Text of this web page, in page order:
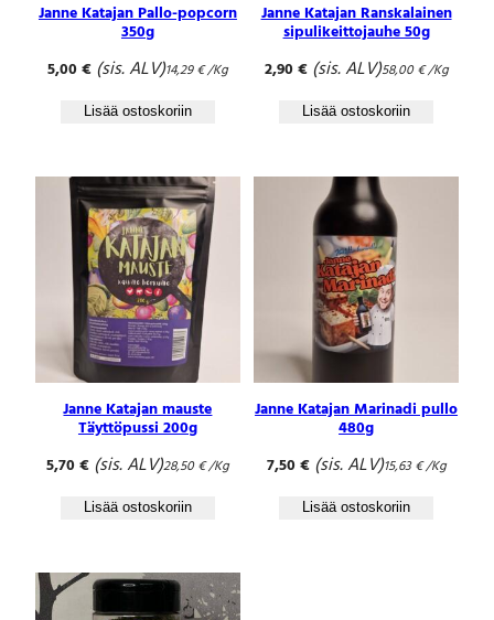
Janne Katajan Pallo-popcorn
350g
5,00€ (sis. ALV)14,29€/Kg
Lisää ostoskoriin
Janne Katajan Ranskalainen
sipulikeittojauhe 50g
2,90€ (sis. ALV)58,00€/Kg
Lisää ostoskoriin
Janne Katajan mauste
Täyttöpussi 200g
5,70€ (sis. ALV)28,50€/Kg
Lisää ostoskoriin
Janne Katajan Marinadi pullo
480g
7,50€ (sis. ALV)15,63€/Kg
Lisää ostoskoriin